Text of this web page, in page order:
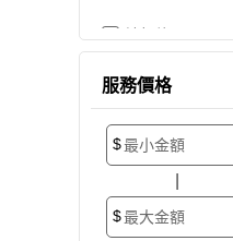
地板維修
地板拋光打蠟
地板防滑施工
塑膠地板工程
服務價格
$
$